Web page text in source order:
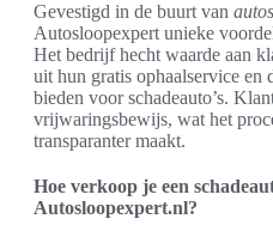
Gevestigd in de buurt van
Autosloopexpert unieke
Het bedrijf hecht waarde aan
uit hun gratis ophaalservice en
bieden voor schadeauto’s.
vrijwaringsbewijs, wat het
transparanter maakt.
Hoe verkoop je een
Autosloopexpert.nl?